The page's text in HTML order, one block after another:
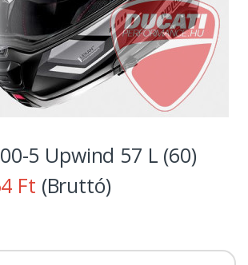
5 Upwind 57 L (60)
Ft (Bruttó)